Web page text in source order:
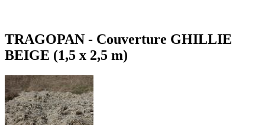
TRAGOPAN - Couverture GHILLIE
BEIGE (1,5 x 2,5 m)